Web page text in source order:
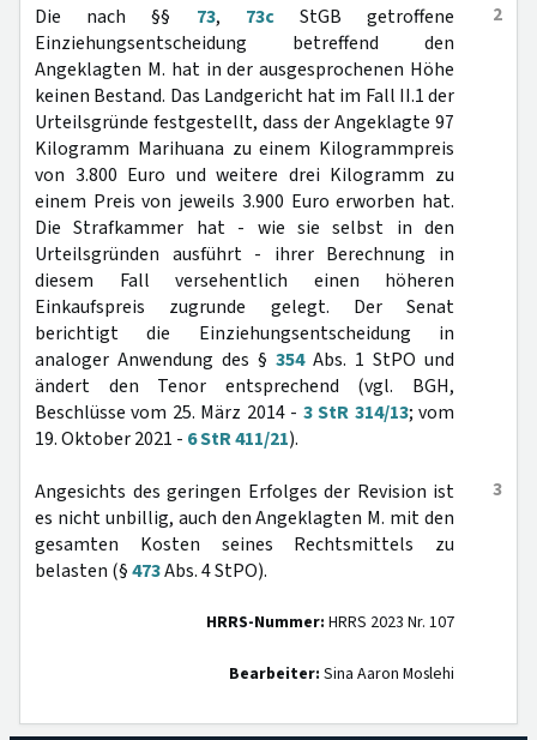
2
Die nach §§ 73, 73cStGB getroffene
Einziehungsentscheidung betreffend den
Angeklagten M. hat in der ausgesprochenen Höhe
keinen Bestand. Das Landgericht hat im Fall II.1 der
Urteilsgründe festgestellt, dass der Angeklagte 97
Kilogramm Marihuana zu einem Kilogrammpreis
von 3.800 Euro und weitere drei Kilogramm zu
einem Preis von jeweils 3.900 Euro erworben hat.
Die Strafkammer hat - wie sie selbst in den
Urteilsgründen ausführt - ihrer Berechnung in
diesem Fall versehentlich einen höheren
Einkaufspreis zugrunde gelegt. Der Senat
berichtigt die Einziehungsentscheidung in
analoger Anwendung des § 354Abs. 1 StPO und
ändert den Tenor entsprechend (vgl. BGH,
Beschlüsse vom 25. März 2014 - 3 StR 314/13; vom
19. Oktober 2021 - 6 StR 411/21).
3
Angesichts des geringen Erfolges der Revision ist
es nicht unbillig, auch den Angeklagten M. mit den
gesamten Kosten seines Rechtsmittels zu
belasten (§473Abs. 4 StPO).
HRRS-Nummer: HRRS 2023 Nr. 107
Bearbeiter: Sina Aaron Moslehi